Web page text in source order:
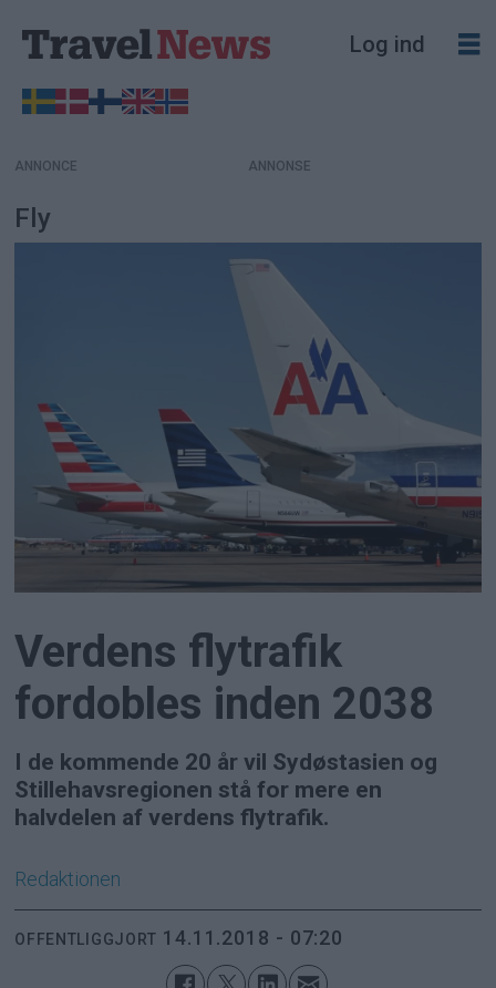
Log ind
ANNONCE
Fly
Verdens flytrafik
fordobles inden 2038
I de kommende 20 år vil Sydøstasien og
Stillehavsregionen stå for mere en
halvdelen af verdens flytrafik.
Redaktionen
OFFENTLIGGJORT 14.11.2018 - 07:20